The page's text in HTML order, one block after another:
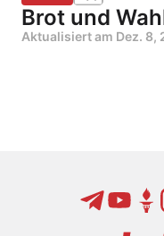
Brot und
Aktualisiert am Dez. 8,